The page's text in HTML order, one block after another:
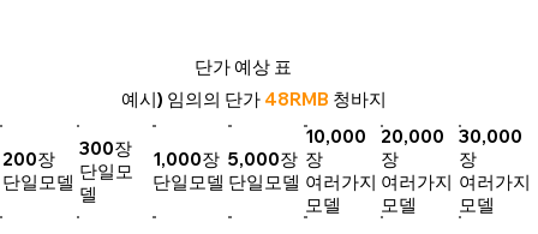
단가 예상 표
예시) 임의의 단가 48RMB 청바지
5,000장
단일모델
300장
단일모
델
20,000
장
여러가지
모델
200장
단일모델
1,000장
단일모델
10,000
장
여러가지
모델
30,000
장
여러가지
모델